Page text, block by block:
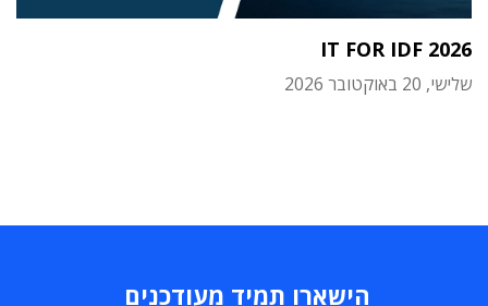
IT FOR IDF 2026
שלישי, 20 באוקטובר 2026
הישארו תמיד מעודכנים